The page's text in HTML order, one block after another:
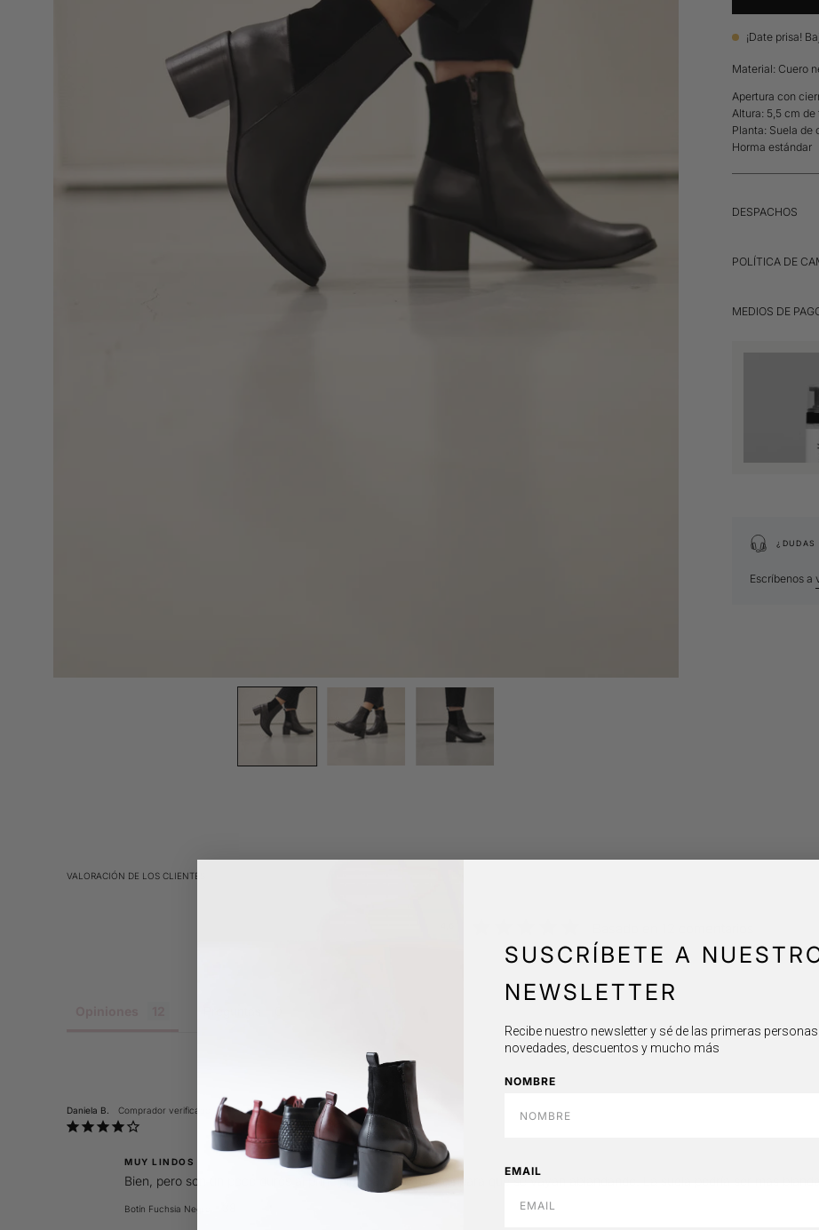
¡Date prisa!
Material: Cuero
Apertura con
Altura: 5,5 cm de
Planta: Suela de
Horma estándar
DESPACHOS
POLÍTICA DE
MEDIOS DE
¿DUDAS
Escríbenos a
VALORACIÓN DE LOS CLIENTES
Daniela B.
MUY LINDOS
Bien, pero son un poco duros al principio. Hay que usarlos para que se vayan ablandando. La suela podría ser mas blanda
Botín Fuchsia Negro
SUSCRÍBETE A
NEWSLETTER
Recibe nuestro newsletter y sé de las primeras
novedades, descuentos y mucho más
NOMBRE
EMAIL